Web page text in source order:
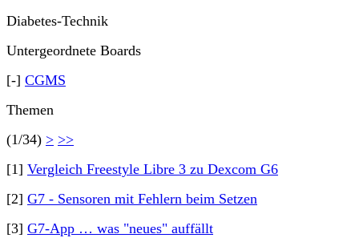
Diabetes-Technik
Untergeordnete Boards
[-] CGMS
Themen
(1/34) > >>
[1] Vergleich Freestyle Libre 3 zu Dexcom G6
[2] G7 - Sensoren mit Fehlern beim Setzen
[3] G7-App … was "neues" auffällt